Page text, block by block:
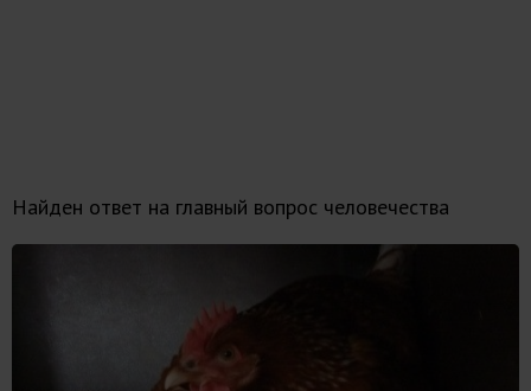
Найден ответ на главный вопрос человечества